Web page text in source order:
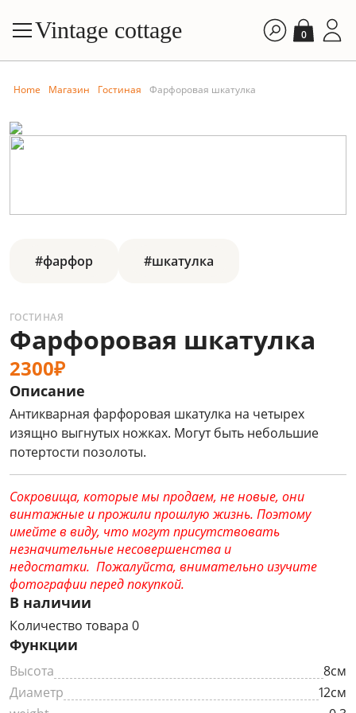
Vintage cottage 0
Home Магазин Гостиная Фарфоровая шкатулка
#фарфор #шкатулка
ГОСТИНАЯ
Фарфоровая шкатулка
2300₽
Описание
Антикварная фарфоровая шкатулка на четырех
изящно выгнутых ножках. Могут быть небольшие
потертости позолоты.
Сокровища, которые мы продаем, не новые, они
винтажные и прожили прошлую жизнь. Поэтому
имейте в виду, что могут присутствовать
незначительные несовершенства и
недостатки. Пожалуйста, внимательно изучите
фотографии перед покупкой.
В наличии
Количество товара 0
Функции
Высота
8см
Диаметр
12см